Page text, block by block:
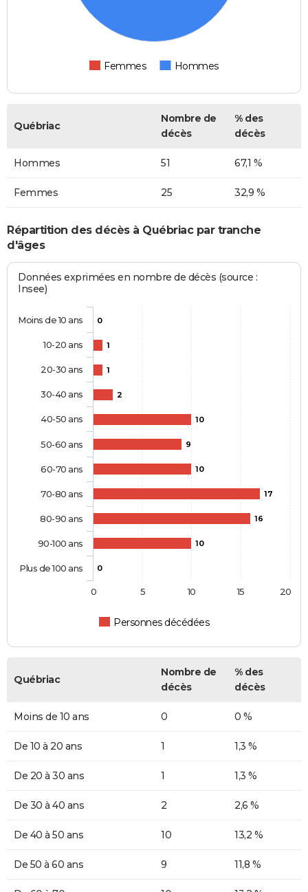
Femmes Hommes
Québriac
Nombre de
décès
% des
décès
Hommes 51 67,1 %
Femmes 25 32,9 %
Répartition des décès à Québriac par tranche
d'âges
Données exprimées en nombre de décès (source :
Insee)
0
1
1
2
10
9
10
17
16
10
0
Personnes décédées
Moins de 10 ans
10-20 ans
20-30 ans
30-40 ans
40-50 ans
50-60 ans
60-70 ans
70-80 ans
80-90 ans
90-100 ans
Plus de 100 ans
0 5 10 15 20
Québriac
Nombre de
décès
% des
décès
Moins de 10 ans 0 0 %
De 10 à 20 ans 1 1,3 %
De 20 à 30 ans 1 1,3 %
De 30 à 40 ans 2 2,6 %
De 40 à 50 ans 10 13,2 %
De 50 à 60 ans 9 11,8 %